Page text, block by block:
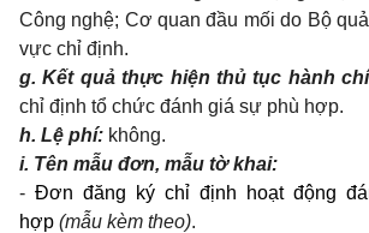
Công nghệ; Cơ quan đầu mối do Bộ
vực chỉ định.
g. Kết quả thực hiện thủ tục hành
chỉ định tổ chức đánh giá sự phù hợp.
h. Lệ phí: không.
i. Tên mẫu đơn, mẫu tờ khai:
- Đơn đăng ký chỉ định hoạt động
hợp (mẫu kèm theo).